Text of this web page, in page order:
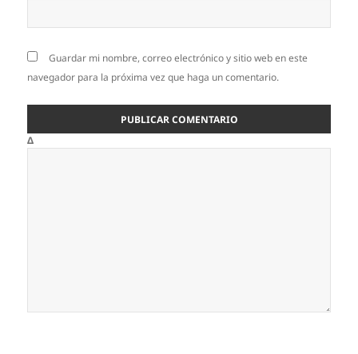
Guardar mi nombre, correo electrónico y sitio web en este
navegador para la próxima vez que haga un comentario.
Δ